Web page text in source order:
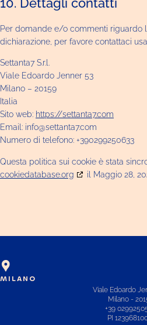
Per domande e/o commenti riguardo
dichiarazione, per favore contattaci
Settanta7 S.r.l.
Viale Edoardo Jenner 53
Milano – 20159
Italia
Sito web: https://settanta7.com
Email: info@settanta7.com
Numero di telefono: +390299250633
Questa politica sui cookie è stata
cookiedatabase.org
il Maggio 28,
MILANO
Viale Edoardo
Milano -
+39
PI